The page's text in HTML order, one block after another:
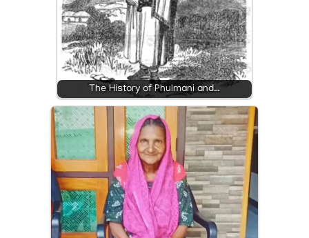
The History of Phulmani and…